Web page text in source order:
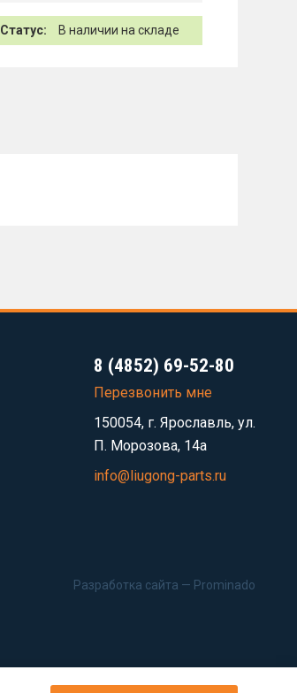
Статус: В наличии на складе
8 (4852) 69-52-80
Перезвонить мне
150054, г. Ярославль, ул.
П. Морозова, 14а
info@liugong-parts.ru
Разработка сайта — Prominado